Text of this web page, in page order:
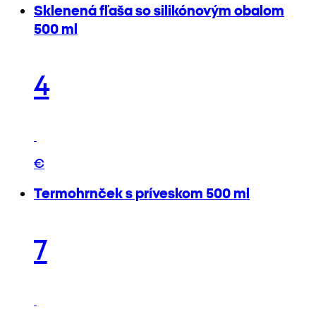
Sklenená fľaša so silikónovým obalom
500 ml
4
€
Termohrnček s príveskom 500 ml
7